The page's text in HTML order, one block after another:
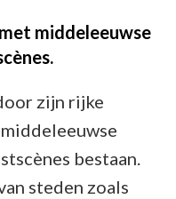
middeleeuwse
zijn rijke
bestaan.
steden zoals